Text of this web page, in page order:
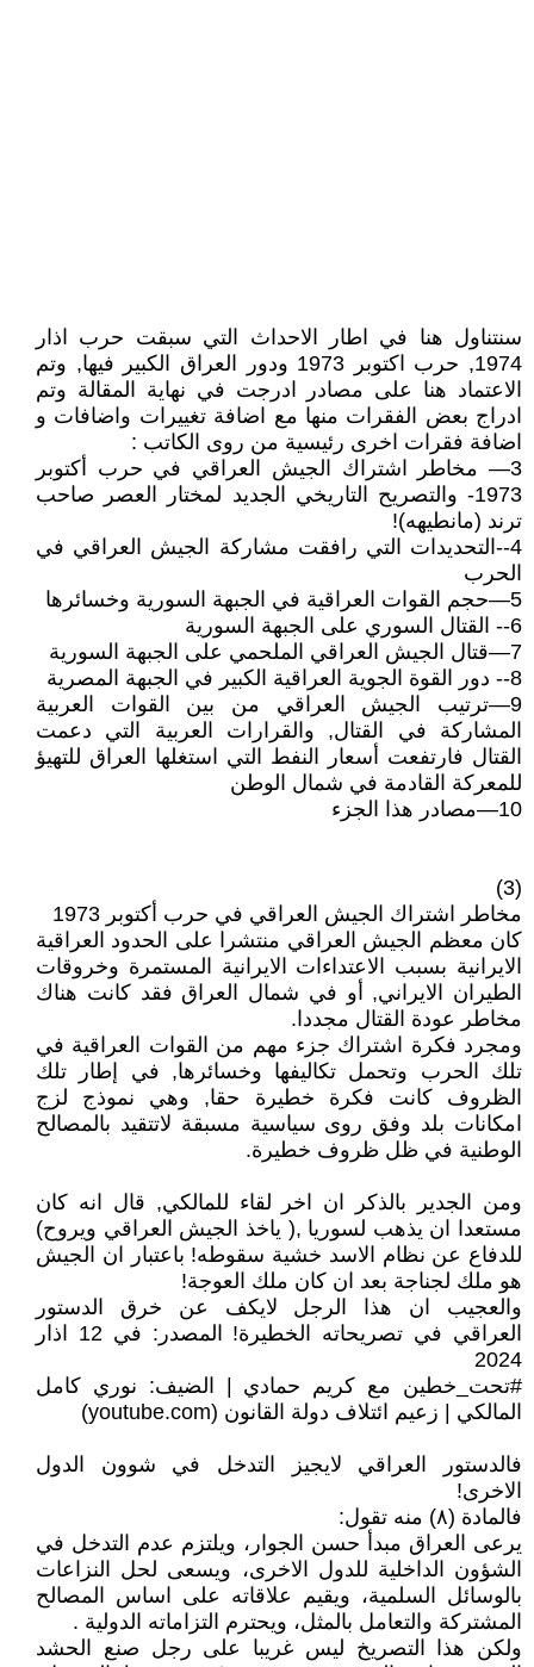
سنتناول هنا في اطار الاحداث التي سبقت حرب اذار
1974, حرب اكتوبر 1973 ودور العراق الكبير فيها, وتم
الاعتماد هنا على مصادر ادرجت في نهاية المقالة وتم
ادراج بعض الفقرات منها مع اضافة تغييرات واضافات و
اضافة فقرات اخرى رئيسية من روى الكاتب :
3— مخاطر اشتراك الجيش العراقي في حرب أكتوبر
1973- والتصريح التاريخي الجديد لمختار العصر صاحب
ترند (مانطيهه)!
4--التحديدات التي رافقت مشاركة الجيش العراقي في
الحرب
5—حجم القوات العراقية في الجبهة السورية وخسائرها
6-- القتال السوري على الجبهة السورية
7—قتال الجيش العراقي الملحمي على الجبهة السورية
8-- دور القوة الجوية العراقية الكبير في الجبهة المصرية
9—ترتيب الجيش العراقي من بين القوات العربية
المشاركة في القتال, والقرارات العربية التي دعمت
القتال فارتفعت أسعار النفط التي استغلها العراق للتهيؤ
للمعركة القادمة في شمال الوطن
10—مصادر هذا الجزء
(3)
مخاطر اشتراك الجيش العراقي في حرب أكتوبر 1973
كان معظم الجيش العراقي منتشرا على الحدود العراقية
الايرانية بسبب الاعتداءات الايرانية المستمرة وخروقات
الطيران الايراني, أو في شمال العراق فقد كانت هناك
مخاطر عودة القتال مجددا.
ومجرد فكرة اشتراك جزء مهم من القوات العراقية في
تلك الحرب وتحمل تكاليفها وخسائرها, في إطار تلك
الظروف كانت فكرة خطيرة حقا, وهي نموذج لزج
امكانات بلد وفق روى سياسية مسبقة لاتتقيد بالمصالح
الوطنية في ظل ظروف خطيرة.
ومن الجدير بالذكر ان اخر لقاء للمالكي, قال انه كان
مستعدا ان يذهب لسوريا ,( ياخذ الجيش العراقي ويروح)
للدفاع عن نظام الاسد خشية سقوطه! باعتبار ان الجيش
هو ملك لجناجة بعد ان كان ملك العوجة!
والعجيب ان هذا الرجل لايكف عن خرق الدستور
العراقي في تصريحاته الخطيرة! المصدر: في 12 اذار
2024
#تحت_خطين مع كريم حمادي | الضيف: نوري كامل
المالكي | زعيم ائتلاف دولة القانون (youtube.com)
فالدستور العراقي لايجيز التدخل في شوون الدول
الاخرى!
فالمادة (٨) منه تقول:
يرعى العراق مبدأ حسن الجوار، ويلتزم عدم التدخل في
الشؤون الداخلية للدول الاخرى، ويسعى لحل النزاعات
بالوسائل السلمية، ويقيم علاقاته على اساس المصالح
المشتركة والتعامل بالمثل، ويحترم التزاماته الدولية .
ولكن هذا التصريخ ليس غريبا على رجل صنع الحشد